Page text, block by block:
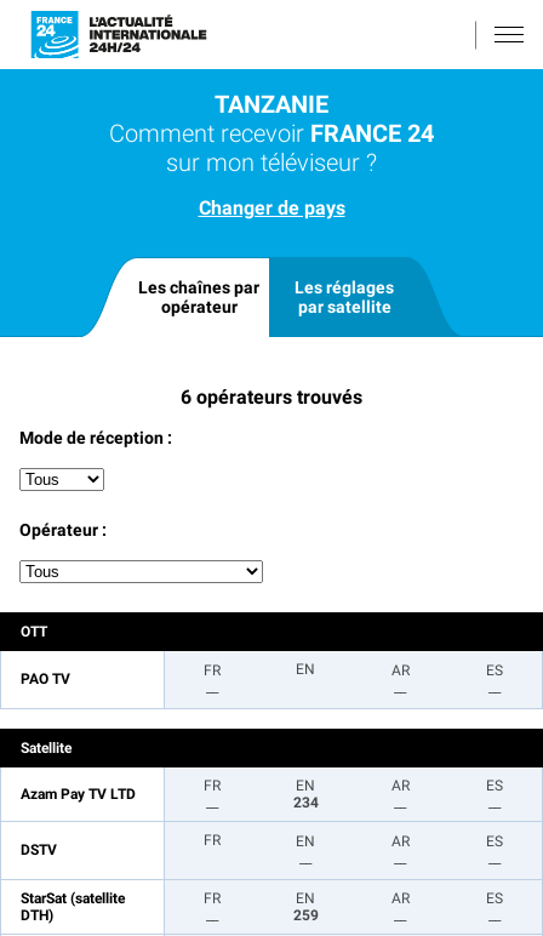
TANZANIE
Comment recevoir FRANCE 24
sur mon téléviseur ?
Changer de pays
Les chaînes par
opérateur
Les réglages
par satellite
6 opérateurs trouvés
Mode de réception :
Opérateur :
OTT
PAO TV
FR
EN
AR
ES
Satellite
Azam Pay TV LTD
FR
EN
234
AR
ES
DSTV
FR
EN
AR
ES
StarSat (satellite
DTH)
FR
EN
259
AR
ES